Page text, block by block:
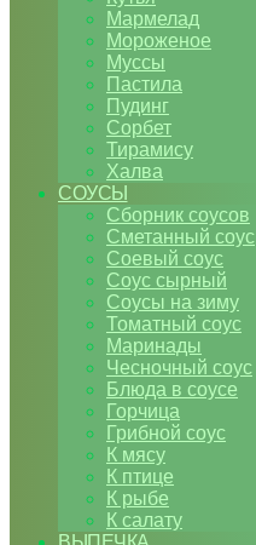
Мармелад
Мороженое
Муссы
Пастила
Пудинг
Сорбет
Тирамису
Халва
СОУСЫ
Сборник соусов
Сметанный соус
Соевый соус
Соус сырный
Соусы на зиму
Томатный соус
Маринады
Чесночный соус
Блюда в соусе
Горчица
Грибной соус
К мясу
К птице
К рыбе
К салату